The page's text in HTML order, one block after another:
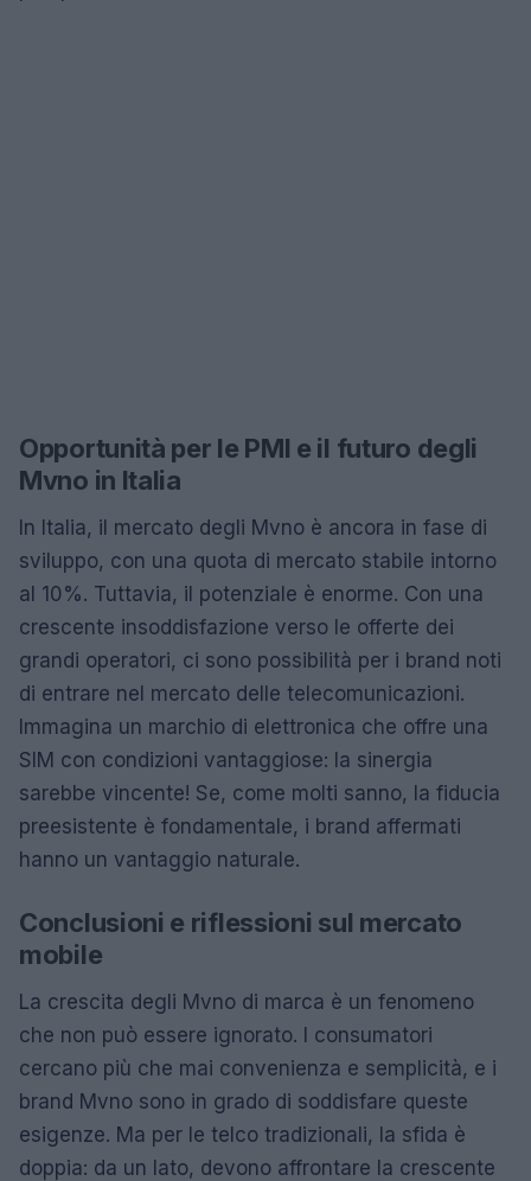
Opportunità per le PMI e il futuro degli
Mvno in Italia
In Italia, il mercato degli Mvno è ancora in fase di
sviluppo, con una quota di mercato stabile intorno
al 10%. Tuttavia, il potenziale è enorme. Con una
crescente insoddisfazione verso le offerte dei
grandi operatori, ci sono possibilità per i brand noti
di entrare nel mercato delle telecomunicazioni.
Immagina un marchio di elettronica che offre una
SIM con condizioni vantaggiose: la sinergia
sarebbe vincente! Se, come molti sanno, la fiducia
preesistente è fondamentale, i brand affermati
hanno un vantaggio naturale.
Conclusioni e riflessioni sul mercato
mobile
La crescita degli Mvno di marca è un fenomeno
che non può essere ignorato. I consumatori
cercano più che mai convenienza e semplicità, e i
brand Mvno sono in grado di soddisfare queste
esigenze. Ma per le telco tradizionali, la sfida è
doppia: da un lato, devono affrontare la crescente